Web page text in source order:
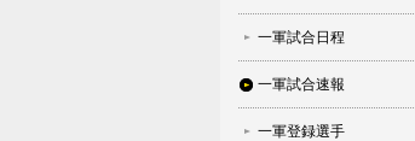
一軍試合日程
一軍試合速報
一軍登録選手